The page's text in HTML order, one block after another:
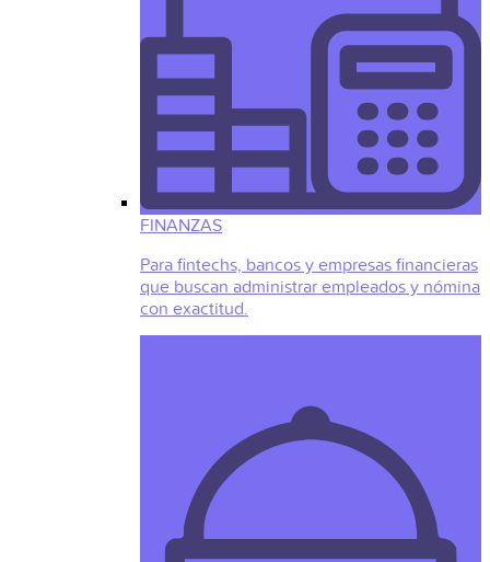
FINANZAS
Para fintechs, bancos y empresas financieras
que buscan administrar empleados y nómina
con exactitud.